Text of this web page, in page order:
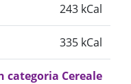
243 kCal
335 kCal
categoria Cereale